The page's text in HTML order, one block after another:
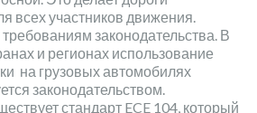
всех участников движения.
законодательства. В
и регионах использование
на грузовых автомобилях
законодательством.
стандарт ECE 104, который